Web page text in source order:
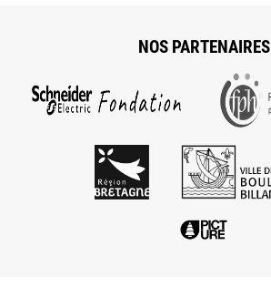
NOS PARTENAIRES